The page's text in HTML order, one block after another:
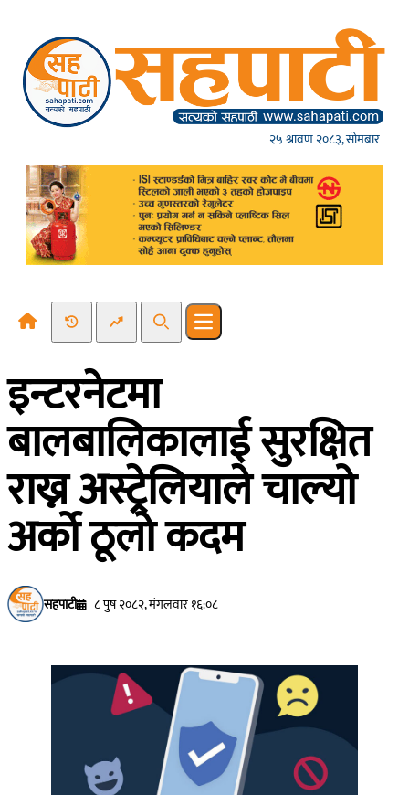
२५ श्रावण २०८३, सोमबार
Recent NewsTrending News
SearchOpen main menu
इन्टरनेटमा
बालबालिकालाई सुरक्षित
राख्न अस्ट्रेलियाले चाल्यो
अर्को ठूलो कदम
सहपाटी ८ पुष २०८२, मंगलवार १६:०८